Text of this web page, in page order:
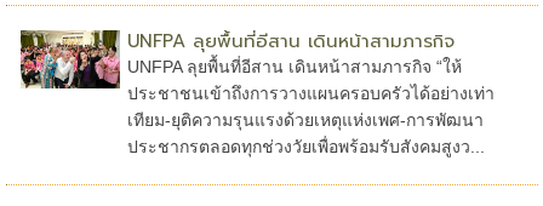
UNFPA ลุยพื้นที่อีสาน เดินหน้าสามภารกิจ
UNFPA ลุยพื้นที่อีสาน เดินหน้าสามภารกิจ “ให้
ประชาชนเข้าถึงการวางแผนครอบครัวได้อย่างเท่า
เทียม-ยุติความรุนแรงด้วยเหตุแห่งเพศ-การพัฒนา
ประชากรตลอดทุกช่วงวัยเพื่อพร้อมรับสังคมสูงว...